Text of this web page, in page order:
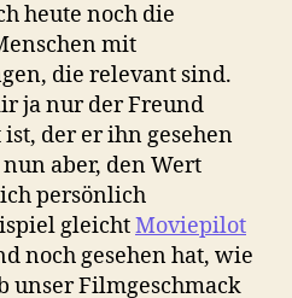
heute noch die
mit
die relevant sind.
ja nur der Freund
der er ihn gesehen
aber, den Wert
persönlich
gleichtMoviepilot
noch gesehen hat, wie
unser Filmgeschmack